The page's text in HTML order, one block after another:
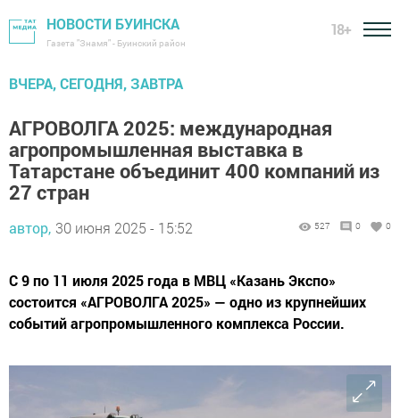
НОВОСТИ БУИНСКА
Газета "Знамя" - Буинский район
18+
ВЧЕРА, СЕГОДНЯ, ЗАВТРА
АГРОВОЛГА 2025: международная
агропромышленная выставка в
Татарстане объединит 400 компаний из
27 стран
автор, 30 июня 2025 - 15:52 527 0 0
С 9 по 11 июля 2025 года в МВЦ «Казань Экспо»
состоится «АГРОВОЛГА 2025» — одно из крупнейших
событий агропромышленного комплекса России.